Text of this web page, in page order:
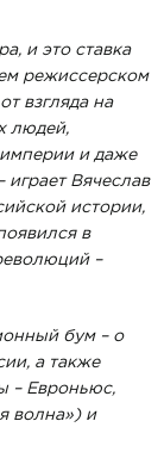
и это ставка
режиссерском
взгляда на
людей,
и даже
играет Вячеслав
истории,
в
–
бум – о
а также
– Евроньюс,
волна») и